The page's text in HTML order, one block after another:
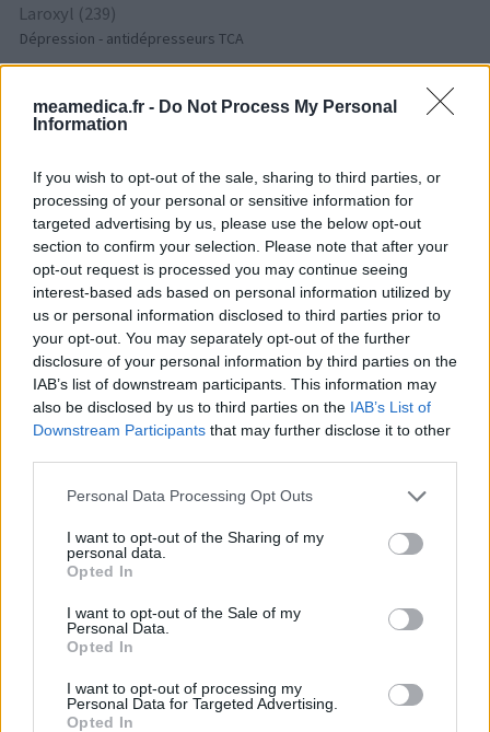
meamedica.fr - Do Not Process My Personal
Information
If you wish to opt-out of the sale, sharing to third parties, or
processing of your personal or sensitive information for
targeted advertising by us, please use the below opt-out
section to confirm your selection. Please note that after your
opt-out request is processed you may continue seeing
interest-based ads based on personal information utilized by
us or personal information disclosed to third parties prior to
your opt-out. You may separately opt-out of the further
disclosure of your personal information by third parties on the
IAB’s list of downstream participants. This information may
also be disclosed by us to third parties on the IAB’s List of
Downstream Participants that may further disclose it to other
Personal Data Processing Opt Outs
I want to opt-out of the Sharing of my
personal data.
Opted In
I want to opt-out of the Sale of my
Personal Data.
Opted In
I want to opt-out of processing my
Personal Data for Targeted Advertising.
Opted In
Laroxyl (239)
Dépression - antidépresseurs TCA
Risperdal (230)
Psychose / schizophrénie - antipsychotique
Les évaluations de cette page sont écrites par les utilisateurs
eux-mêmes ; ces avis sont d’abord lus, et éventuellement
adaptés afin de répondre à nos standards en ce qui concerne
l’évaluation d’un médicament, avant d’être approuvés. Pour
partager des évaluations, il n’est pas nécessaire de posséder
des connaissances médicales. De cette façon, les évaluations
reflètent seulement une image fidèle des expériences propres
aux utilisateurs et pas celle du propriétaire de ce site web.
N’oubliez-pas que les expériences peuvent varier selon les
individus et que pour tout avis médical, il faut toujours prendre
contact avec votre médecin ou votre pharmacien.